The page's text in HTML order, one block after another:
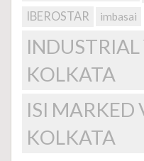
IBEROSTAR
imbasai
INDUSTRIAL
KOLKATA
ISI MARKED
KOLKATA